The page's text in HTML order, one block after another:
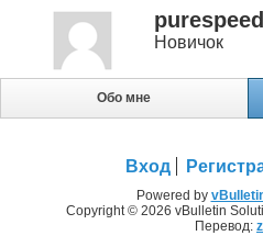
Новичок
Обо мне
Вход
Powered by
Copyright © 2026 vBulletin
Перевод: